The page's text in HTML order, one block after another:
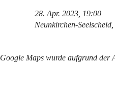
28. Apr. 2023, 19:00
Neunkirchen-
Google Maps wurde aufgrund der